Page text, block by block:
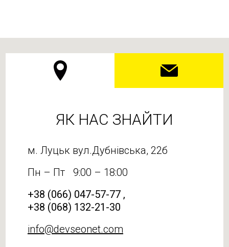
ЯК НАС ЗНАЙТИ
м. Луцьк вул.Дубнівська, 22б
Пн – Пт
9:00 – 18:00
+38 (066) 047-57-77 ,
+38 (068) 132-21-30
info@devseonet.com